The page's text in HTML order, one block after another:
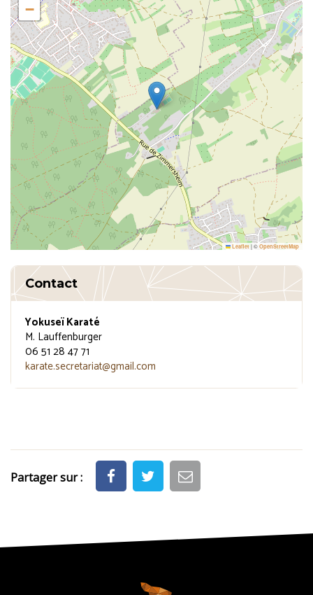
−
Leaflet |© OpenStreetMap
Contact
Yokuseï Karaté
M. Lauffenburger
06 51 28 47 71
karate.secretariat@gmail.com
Partager sur :